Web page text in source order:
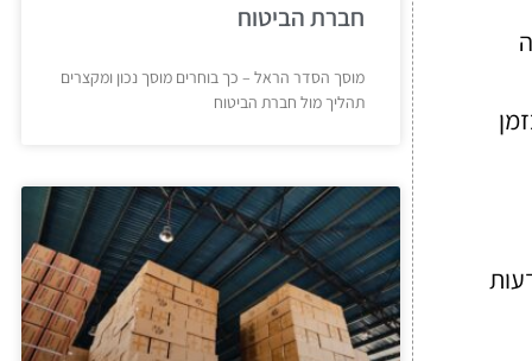
חברת הביטוח
מוסך הסדר הראל – כך בוחרים מוסך נכון ומקצרים
תהליך מול חברת הביטוח